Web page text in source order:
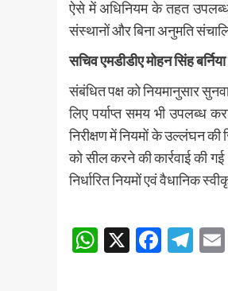
ऐसे में अधिनियम के तहत उपलब्ध
संस्थानों और बिना अनुमति संचालित
सचिव एमडीडीए मोहन सिंह
संबंधित पक्ष को नियमानुसार
लिए पर्याप्त समय भी उपलब्ध
निरीक्षण में नियमों के उल्लंघन
को सील करने की कार्रवाई की
निर्धारित नियमों एवं वैधानिक
Post
navigation
WhatsApp
X